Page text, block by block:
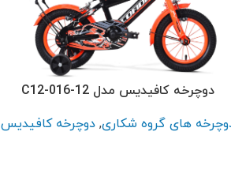
دوچرخه کافیدیس مدل C12-016-12
های گروه شکاری,دوچرخه کافیدیس